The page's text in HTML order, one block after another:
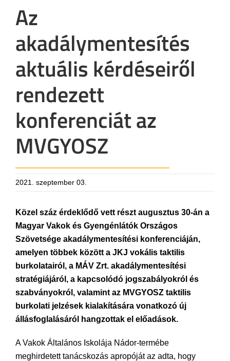
Az
akadálymentesítés
aktuális kérdéseiről
rendezett
konferenciát az
MVGYOSZ
2021. szeptember 03.
Közel száz érdeklődő vett részt augusztus 30-án a
Magyar Vakok és Gyengénlátók Országos
Szövetsége akadálymentesítési konferenciáján,
amelyen többek között a JKJ vokális taktilis
burkolatairól, a MÁV Zrt. akadálymentesítési
stratégiájáról, a kapcsolódó jogszabályokról és
szabványokról, valamint az MVGYOSZ taktilis
burkolati jelzések kialakítására vonatkozó új
állásfoglalásáról hangzottak el előadások.
A Vakok Általános Iskolája Nádor-termébe
meghirdetett tanácskozás apropóját az adta, hogy